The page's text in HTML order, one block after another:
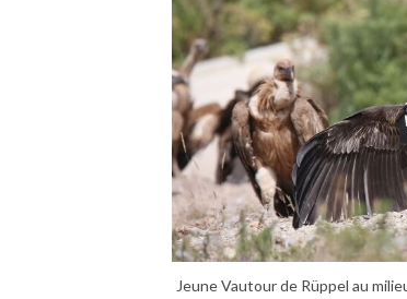
Jeune Vautour de Rüppel au